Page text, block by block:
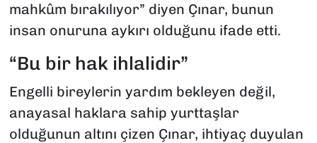
mahkûm bırakılıyor” diyen Çınar, bunun
insan onuruna aykırı olduğunu ifade etti.
“Bu bir hak ihlalidir”
Engelli bireylerin yardım bekleyen değil,
anayasal haklara sahip yurttaşlar
olduğunun altını çizen Çınar, ihtiyaç duyulan